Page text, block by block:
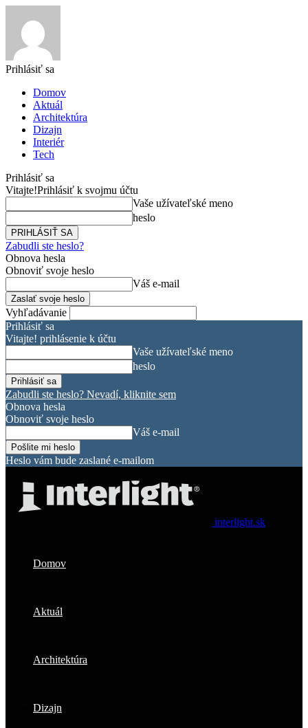
Prihlásiť sa
Domov
Aktuál
Architektúra
Dizajn
Interiér
Tech
Prihlásiť sa
Vitajte!Prihlásiť k svojmu účtu
Vaše užívateľské meno
heslo
Zabudli ste heslo?
Obnova hesla
Obnoviť svoje heslo
Váš e-mail
Vyhľadávanie
Prihlásiť sa
Vitajte! prihlásenie k účtu
Vaše užívateľské meno
heslo
Zabudli ste heslo? Nevadí, kliknite sem
Obnova hesla
Obnoviť svoje heslo
Váš e-mail
Heslo vám bude zaslané e-mailom
interlight.sk
Domov
Aktuál
Architektúra
Dizajn